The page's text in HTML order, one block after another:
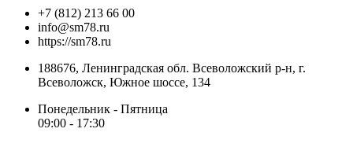
+7 (812) 213 66 00
info@sm78.ru
https://sm78.ru
188676, Ленинградская обл. Всеволожский р-н, г.
Всеволожск, Южное шоссе, 134
Понедельник - Пятница
09:00 - 17:30